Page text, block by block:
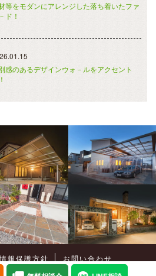
等をモダンにアレンジした落ち着いたファ
ド！
感のあるデザインウォ－ルをアクセント
報保護方針
お問い合わせ
樹工房All Rights Reserved.